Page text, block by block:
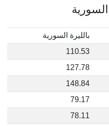
بالليرة السورية
110.53
127.78
148.84
79.17
78.11